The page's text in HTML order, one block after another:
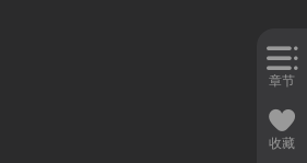
章节
收藏